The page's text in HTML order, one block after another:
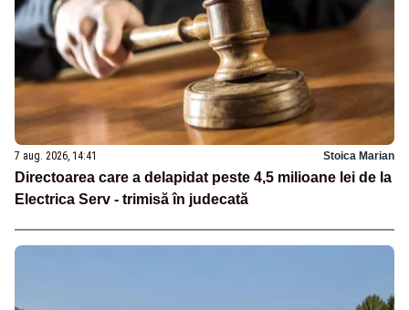
7 aug. 2026, 14:41 Stoica Marian
Directoarea care a delapidat peste 4,5 milioane lei de la
Electrica Serv - trimisă în judecată